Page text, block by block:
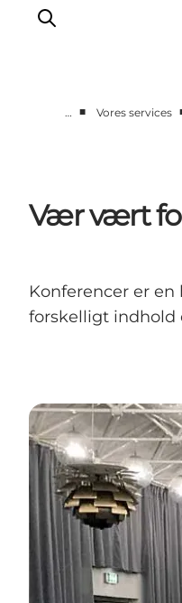
Vores services
Hoteller og
Bæredygtig
… ■ Vores services
Vær vært
Konferencer er
forskelligt indhold